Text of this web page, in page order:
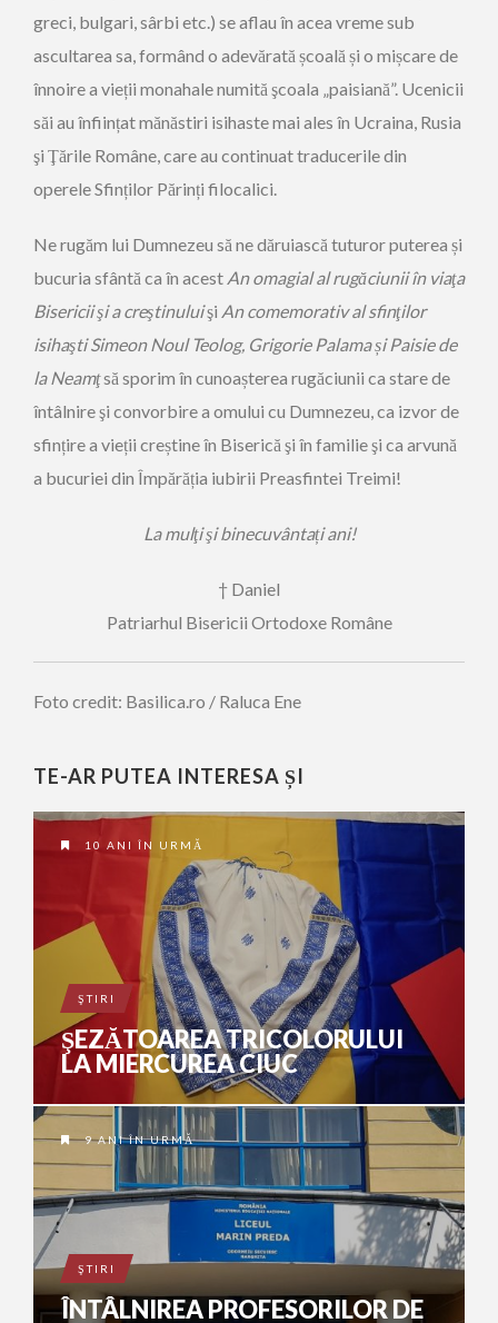
greci, bulgari, sârbi etc.) se aflau în acea vreme sub
ascultarea sa, formând o adevărată școală și o mișcare de
înnoire a vieții monahale numită şcoala „paisiană”. Ucenicii
săi au înființat mănăstiri isihaste mai ales în Ucraina, Rusia
şi Ţările Române, care au continuat traducerile din
operele Sfinților Părinți filocalici.
Ne rugăm lui Dumnezeu să ne dăruiască tuturor puterea și
bucuria sfântă ca în acest An omagial al rugăciunii în viaţa
Bisericii şi a creştinuluişi An comemorativ al sfinţilor
isihaşti Simeon Noul Teolog, Grigorie Palamași Paisie de
la Neamţsă sporim în cunoașterea rugăciunii ca stare de
întâlnire şi convorbire a omului cu Dumnezeu, ca izvor de
sfințire a vieții creștine în Biserică şi în familie şi ca arvună
a bucuriei din Împărăția iubirii Preasfintei Treimi!
La mulţi şi binecuvântați ani!
† Daniel
Patriarhul Bisericii Ortodoxe Române
Foto credit: Basilica.ro / Raluca Ene
TE-AR PUTEA INTERESA ȘI
10 ANI ÎN URMĂ
ŞTIRI
ŞEZĂTOAREA TRICOLORULUI
LA MIERCUREA CIUC
9 ANI ÎN URMĂ
ŞTIRI
ÎNTÂLNIREA PROFESORILOR DE